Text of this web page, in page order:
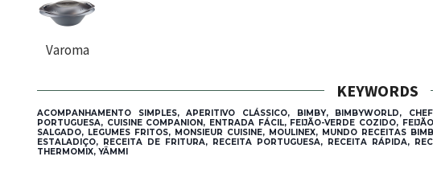
Varoma
KEYWORDS
ACOMPANHAMENTO SIMPLES, APERITIVO CLÁSSICO, BIMBY, BIMBYWORLD,
PORTUGUESA, CUISINE COMPANION, ENTRADA FÁCIL, FEIJÃO-VERDE COZIDO,
SALGADO, LEGUMES FRITOS, MONSIEUR CUISINE, MOULINEX, MUNDO RECEITAS
ESTALADIÇO, RECEITA DE FRITURA, RECEITA PORTUGUESA, RECEITA RÁPIDA,
THERMOMIX, YÄMMI